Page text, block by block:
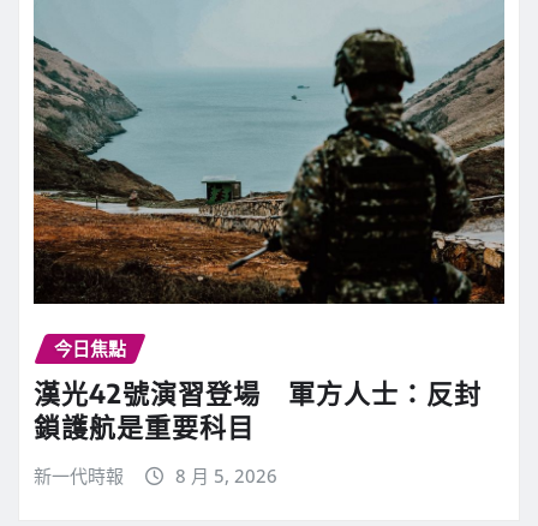
今日焦點
漢光42號演習登場 軍方人士：反封
鎖護航是重要科目
新一代時報 8 月 5, 2026